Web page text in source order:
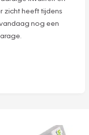
zicht heeft tijdens
nog een